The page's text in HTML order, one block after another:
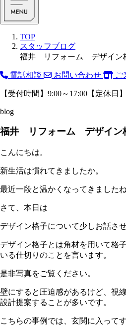
TOP
スタッフブログ
福井 リフォーム デザイン
電話相談 お問い合わせ ご
【受付時間】9:00～17:00【定休日
blog
福井 リフォーム デザイン
こんにちは。
新生活は慣れてきましたか。
最近一段と温かくなってきましたね
さて、本日は
デザイン格子について少しお話さ
デザイン格子とは角材を用いて格
いる仕切りのことを言います。
是非写真をご覧ください。
壁にすると圧迫感があるけど、視
設計提案することが多いです。
こちらの事例では、玄関に入って